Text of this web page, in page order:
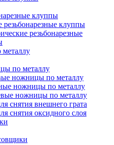
клуппы
резьбонарезные клуппы
резьбонарезные
по металлу
ножницы по металлу
ножницы по металлу
ножницы по металлу
снятия внешнего грата
снятия оксидного слоя